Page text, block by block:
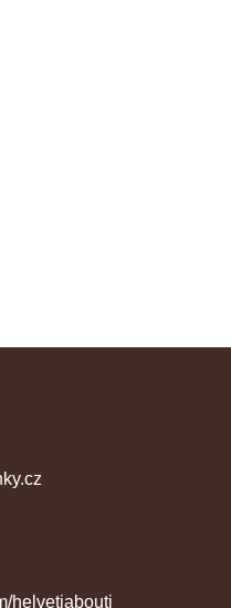
helvetiabouti